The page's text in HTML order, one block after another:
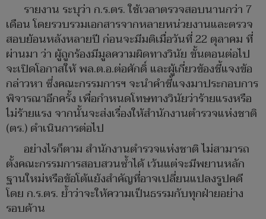
รายงาน ระบุว่า ก.ร.ตร. ใช้เวลาตรวจสอบนานกว่า 7
เดือน โดยรวบรวมเอกสารจากหลายหน่วยงานและตรวจ
สอบย้อนหลังหลายปี ก่อนจะมีมติเมื่อวันที่ 22 ตุลาคม ที่
ผ่านมา ว่า ผู้ถูกร้องมีมูลความผิดทางวินัย ขั้นตอนต่อไป
จะเปิดโอกาสให้ พล.ต.อ.ต่อศักดิ์ และผู้เกี่ยวข้องชี้แจงข้อ
กล่าวหา ซึ่งคณะกรรมการฯ จะนำคำชี้แจงมาประกอบการ
พิจารณาอีกครั้ง เพื่อกำหนดโทษทางวินัยว่าร้ายแรงหรือ
ไม่ร้ายแรง จากนั้นจะส่งเรื่องให้สำนักงานตำรวจแห่งชาติ
(ตร.) ดำเนินการต่อไป
อย่างไรก็ตาม สำนักงานตำรวจแห่งชาติ ไม่สามารถ
ตั้งคณะกรรมการสอบสวนซ้ำได้ เว้นแต่จะมีพยานหลัก
ฐานใหม่หรือข้อโต้แย้งสำคัญที่อาจเปลี่ยนแปลงรูปคดี
โดย ก.ร.ตร. ย้ำว่าจะให้ความเป็นธรรมกับทุกฝ่ายอย่าง
รอบด้าน